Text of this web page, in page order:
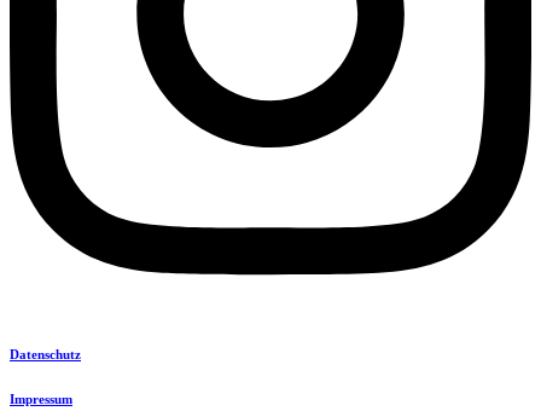
Datenschutz
Impressum